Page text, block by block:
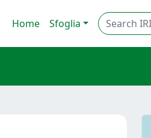
Home Sfoglia